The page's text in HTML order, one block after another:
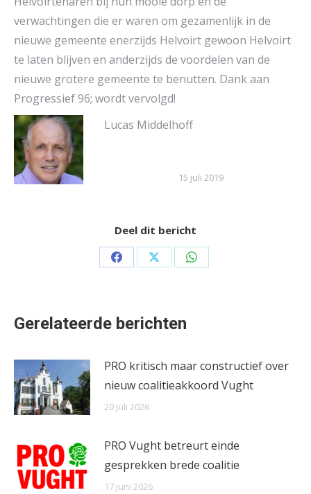
verwachtingen die er waren om gezamenlijk in de
nieuwe gemeente enerzijds Helvoirt gewoon Helvoirt
te laten blijven en anderzijds de voordelen van de
nieuwe grotere gemeente te benutten. Dank aan
Progressief 96; wordt vervolgd!
Lucas Middelhoff
15 juli 2019
Deel dit bericht
Share Share Share
Gerelateerde berichten
PRO kritisch maar constructief over
nieuw coalitieakkoord Vught
20 juli 2026
PRO Vught betreurt einde
gesprekken brede coalitie
17 juni 2026